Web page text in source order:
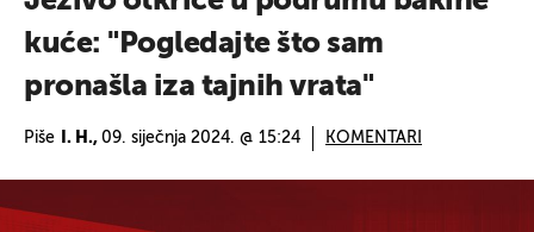
kuće: "Pogledajte što sam
pronašla iza tajnih vrata"
Piše I. H., 09. siječnja 2024. @ 15:24 KOMENTARI